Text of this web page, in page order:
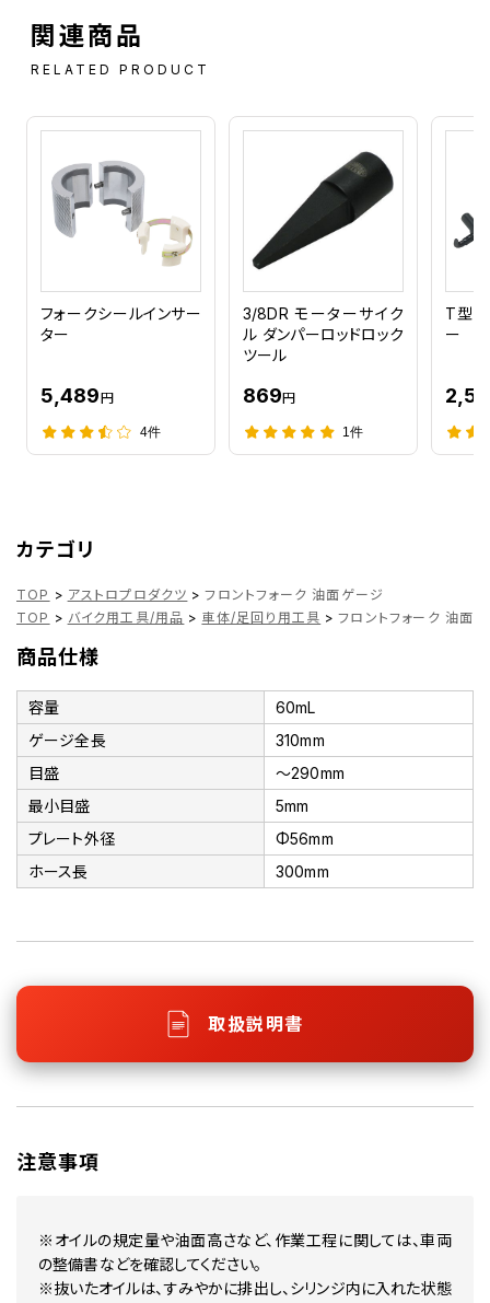
関連商品
RELATED PRODUCT
フォークシールインサー
ター
5,489円
4件
3/8DR モーターサイク
ル ダンパーロッドロック
ツール
869円
1件
T型オ
ー
カテゴリ
TOP > アストロプロダクツ > フロントフォーク 油面ゲージ
TOP > バイク用工具/用品 > 車体/足回り用工具 > フロントフォーク 油面
商品仕様
容量
60mL
ゲージ全長
310mm
目盛
～290mm
最小目盛
5mm
プレート外径
Φ56mm
ホース長
300mm
取扱説明書
注意事項
※オイルの規定量や油面高さなど、作業工程に関しては、車両
の整備書などを確認してください。
※抜いたオイルは、すみやかに排出し、シリンジ内に入れた状態